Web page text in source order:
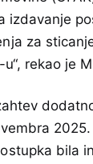
izdavanje
za
rekao je
bila